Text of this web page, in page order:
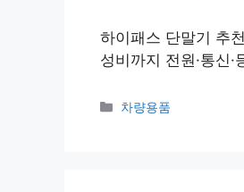
하이패스 단말기 추
성비까지 전원·통신
Categories
차량용품